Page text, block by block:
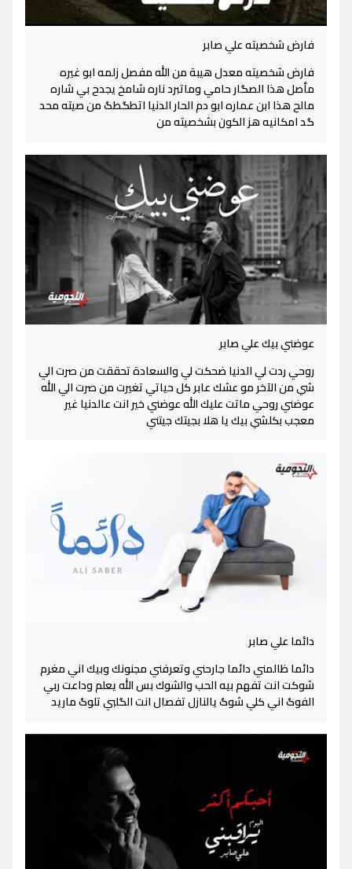
فارض شخصيته علي صابر
فارض شخصيته معدل هيبة من الله مفصل زلمه ابو غيره
مأصل هذا الصگار حامي وماتبرد ناره شامخ يجدح بي شاره
مالح هذا ابن عماره ابو دم الحار الدنيا اتطگطگ من صيته محد
گد امكانيه هز الكون بشخصيته من
عوضني بيك علي صابر
روحي ردت لي الدنيا ضحكت لي والسعادة تحققت من صرت الي
شي من الآخر مو عشك عابر كل حياتي تغيرت من صرت الي الله
عوضني روحي ماتت عليك الله عوضني خير انت عالدنيا غير
معجب بكلشي بيك يا هلا بجيتك جيتني
دائما علي صابر
دائما ظالمني دائما جارحني وتعرفني مجنونك وبيك اني مغرم
شوكت انت تفهم بيه الحب والشوك بس الله يعلم وداعت ربي
الفوگ اني كلي شوگ يالنازل تفصال انت الگلبي تلوگ ماريد